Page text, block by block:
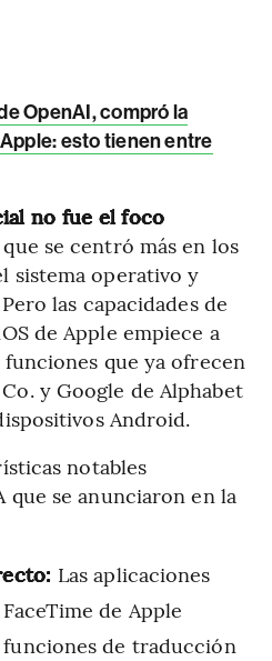
OpenAI, compró la
esto tienen entre
no fue el foco
que se centró más en los
sistema operativo y
las capacidades de
de Apple empiece a
funciones que ya ofrecen
y Google de Alphabet
Android.
notables
que se anunciaron en la
Las aplicaciones
de Apple
de traducción